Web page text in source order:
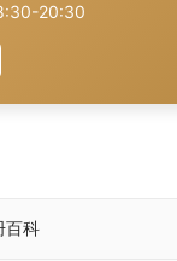
20:30
百科